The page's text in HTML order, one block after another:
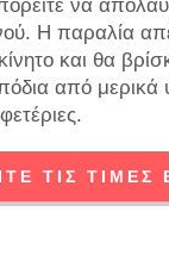
να
Η παραλία
και θα
από
ΤΙΣ ΤΙΜΕΣ